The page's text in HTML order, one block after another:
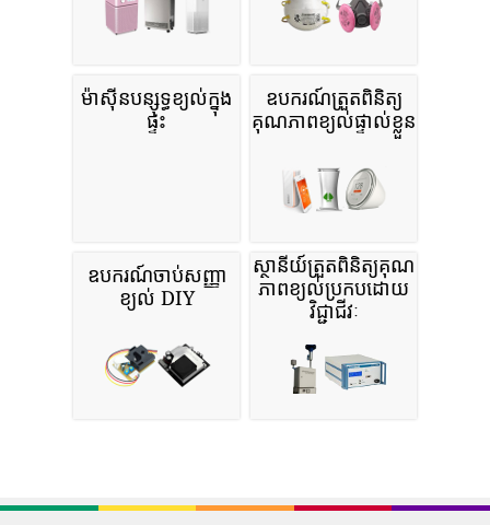
ម៉ាស៊ីនបន្សុទ្ធខ្យល់ក្នុង
ផ្ទះ
ឧបករណ៍ត្រួតពិនិត្យ
គុណភាពខ្យល់ផ្ទាល់ខ្លួន
ឧបករណ៍ចាប់សញ្ញា
ខ្យល់ DIY
ស្ថានីយ៍ត្រួតពិនិត្យគុណ
ភាពខ្យល់ប្រកបដោយ
វិជ្ជាជីវៈ